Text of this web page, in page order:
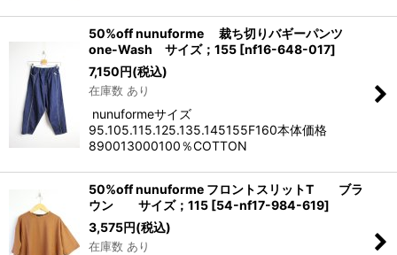
50%off nunuforme 裁ち切りバギーパンツ
one-Wash サイズ；155 [nf16-648-017]
7,150 円(税込)
在庫数 あり
nunuformeサイズ
95.105.115.125.135.145155F160本体価格
890013000100％COTTON
50%off nunuforme フロントスリットT ブラ
ウン サイズ；115 [54-nf17-984-619]
3,575円(税込)
在庫数 あり